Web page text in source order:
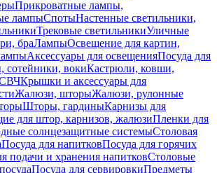
Прикроватные лампы,
лампыСпотыНастенные светильники,
Трековые светильникиУличные
браЛампыОсвещение для картин,
Аксессуары для освещенияПосуда для
сотейники, вокиКастрюли, ковши,
СВЧКрышки и аксессуары для
Жалюзи, шторыЖалюзи, рулонные
Шторы, гардиныКарнизы для
для штор, карнизов, жалюзиПленки для
солнцезащитные системыСтоловая
Посуда для напитковПосуда для горячих
подачи и хранения напитковСтоловые
Посуда для сервировкиПредметы